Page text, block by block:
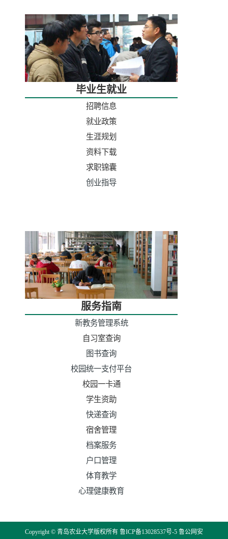
毕业生就业
招聘信息
就业政策
生涯规划
资料下载
求职锦囊
创业指导
服务指南
新教务管理系统
自习室查询
图书查询
校园统一支付平台
校园一卡通
学生资助
快递查询
宿舍管理
档案服务
户口管理
体育教学
心理健康教育
Copyright © 青岛农业大学版权所有 鲁ICP备13028537号-5 鲁公网安